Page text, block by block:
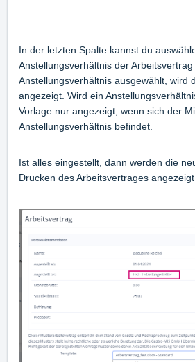
In der letzten Spalte kannst du
Anstellungsverhältnis der
Anstellungsverhältnis ausgewählt, wird
angezeigt. Wird ein
Vorlage nur angezeigt, wenn sich der
Anstellungsverhältnis befindet.
Ist alles eingestellt, dann werden die
Drucken des Arbeitsvertrages angezeigt.